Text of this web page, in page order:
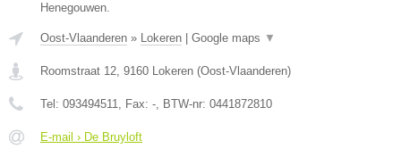
Henegouwen.
Oost-Vlaanderen » Lokeren Google maps ▼
Roomstraat 12, 9160 Lokeren (Oost-Vlaanderen)
Tel: 093494511, Fax: -, BTW-nr: 0441872810
E-mail › De Bruyloft